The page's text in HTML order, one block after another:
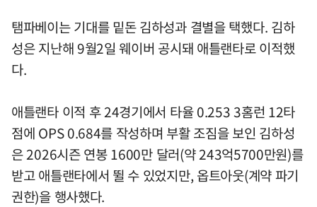
탬파베이는 기대를 밑돈 김하성과 결별을 택했다. 김하
성은 지난해 9월2일 웨이버 공시돼 애틀랜타로 이적했
다.
애틀랜타 이적 후 24경기에서 타율 0.253 3홈런 12타
점에 OPS 0.684를 작성하며 부활 조짐을 보인 김하성
은 2026시즌 연봉 1600만 달러(약 243억5700만원)를
받고 애틀랜타에서 뛸 수 있었지만, 옵트아웃(계약 파기
권한)을 행사했다.